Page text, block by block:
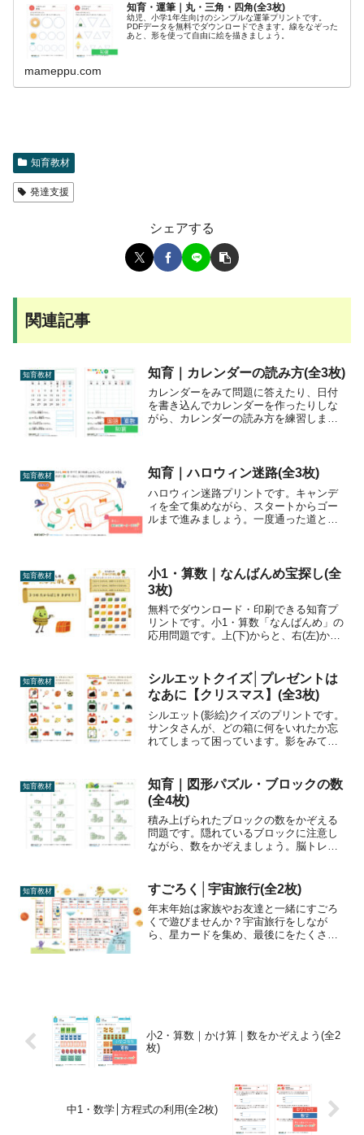
知育・運筆｜丸・三角・四角(全3枚)
幼児、小学1年生向けのシンプルな運筆プリントです。
PDFデータを無料でダウンロードできます。線をなぞった
あと、形を使って自由に絵を描きましょう。
mameppu.com
知育教材
発達支援
シェアする
関連記事
知育教材 知育｜カレンダーの読み方(全3枚)
カレンダーをみて問題に答えたり、日付
を書き込んでカレンダーを作ったりしな
がら、カレンダーの読み方を練習しまし
知育教材 知育｜ハロウィン迷路(全3枚)
ハロウィン迷路プリントです。キャンデ
ィを全て集めながら、スタートからゴー
ルまで進みましょう。一度通った道とお
知育教材
小1・算数｜なんばんめ宝探し(全
3枚)
無料でダウンロード・印刷できる知育プ
リントです。小1・算数「なんばんめ」の
応用問題です。上(下)からと、右(左)から
児・小学1年生～印刷方法カラー印刷/モ
ノクロ印刷ダ...
知育教材
シルエットクイズ│プレゼントは
なあに【クリスマス】(全3枚)
シルエット(影絵)クイズのプリントです。
サンタさんが、どの箱に何をいれたか忘
れてしまって困っています。影をみて、
知育教材
知育｜図形パズル・ブロックの数
(全4枚)
積み上げられたブロックの数をかぞえる
問題です。隠れているブロックに注意し
ながら、数をかぞえましょう。脳トレ、
知育教材 すごろく│宇宙旅行(全2枚)
年末年始は家族やお友達と一緒にすごろ
くで遊びませんか？宇宙旅行をしなが
ら、星カードを集め、最後にをたくさん
小2・算数｜かけ算｜数をかぞえよう(全2
枚)
中1・数学│方程式の利用(全2枚)